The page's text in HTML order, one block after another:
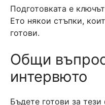
Подготовката е
Ето някои стъпки,
готови.
Общи
интервюто
Бъдете готови за